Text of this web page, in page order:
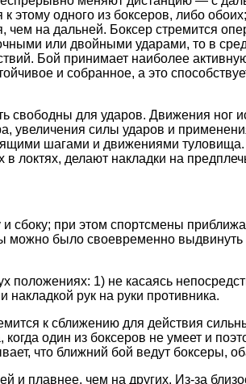
этому одного из боксеров, либо
на дальней. Боксер стремится
или двойными ударами, то в
Бой принимает наиболее
и собранное, а это
свободны для ударов. Движения ног
увеличения силы ударов и
шагами и движениями
локтях, делают накладки на
сбоку; при этом спортсмены
можно было своевременно
положениях: 1) не касаясь
накладкой рук на руки противника.
к сближению для действия
один из боксеров не умеет и
что ближний бой ведут боксеры,
и плавнее, чем на других. Из-за